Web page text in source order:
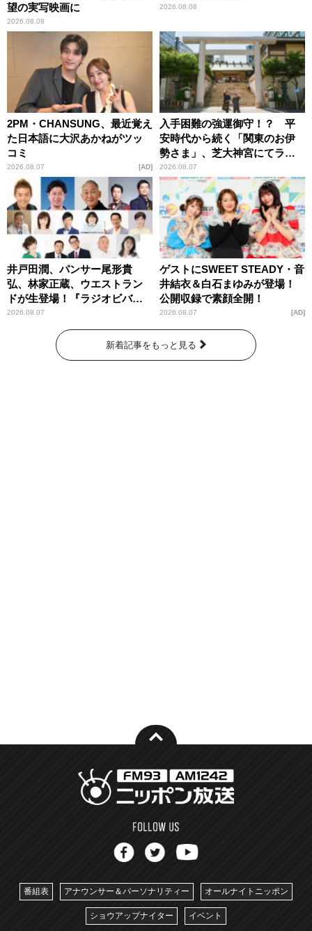
望の実写映画に
2026.08.08
2026.08.08
2PM・CHANSUNG、最近覚え
た日本語に大沢あかねがツッ
コミ
2026.08.07 AD
入手困難の強運御守！？ 平
安時代から続く「関東のお伊
勢さま」、芝大神宮にてラン
パンプスが合格祈願！
2026.08.07
井戸田潤、パンサー尾形貴
弘、林家正蔵、ウエストラン
ドが生登場！『ラジオビバリ
ー昼ズ』
2026.08.07
ゲストにSWEET STEADY・音
井結衣＆白石まゆみが登場！
公開収録で素顔全開！
2026.08.07 AD
新着記事をもっと見る
番組表 アナウンサー＆パーソナリティー オールナイトニッポン
ショウアップナイター イベント